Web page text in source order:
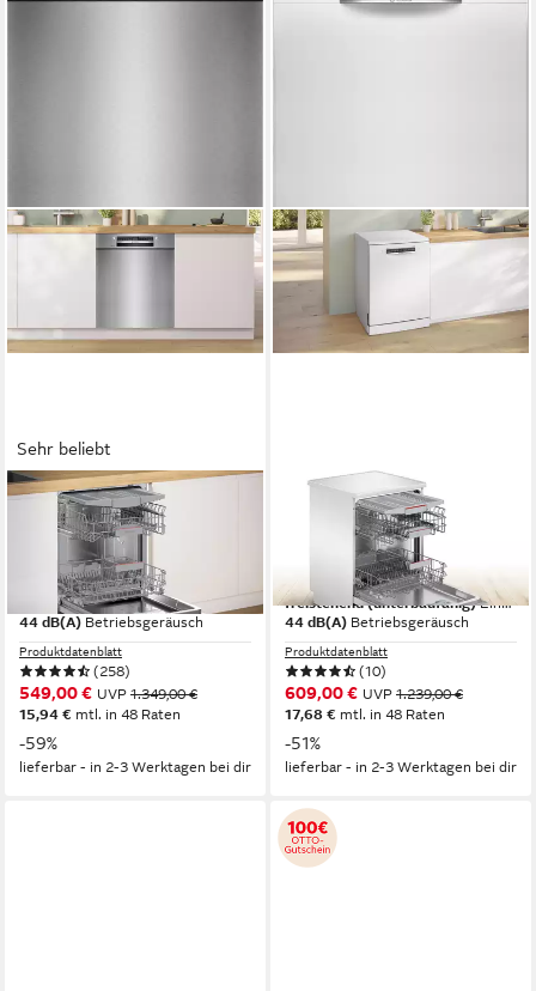
Sehr beliebt
BOSCH
Unterbaugeschirrspüler Serie
4 SMU4EVS09E
59,8 x 81,5 x 57,3 cm
Unterbaugerät Einbauart
44 dB(A) Betriebsgeräusch
Produktdatenblatt
(258)
549,00 € UVP 1.349,00 €
15,94 € mtl. in 48 Raten
-59%
lieferbar - in 2-3 Werktagen bei dir
Standgeschirrspüler Serie 4
SMS4EVW08E
60 x 84,5 x 60 cm B/H/T
freistehend (unterbaufähig) Einbauart
44 dB(A) Betriebsgeräusch
Produktdatenblatt
(10)
609,00 € UVP 1.239,00 €
17,68 € mtl. in 48 Raten
-51%
lieferbar - in 2-3 Werktagen bei dir